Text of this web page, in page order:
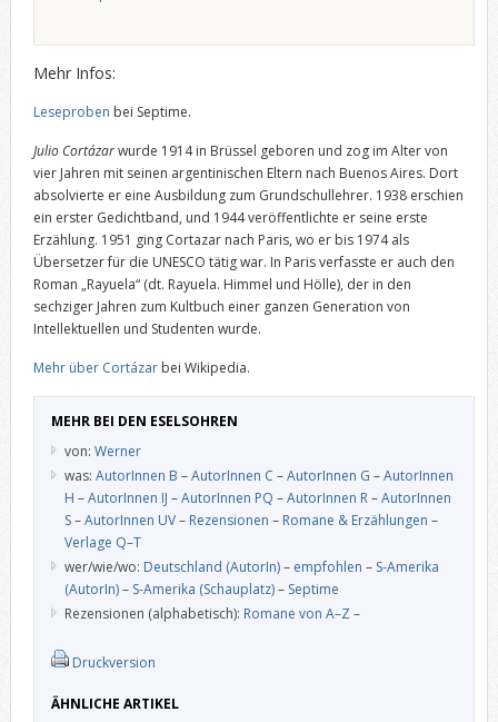
Mehr Infos:
Leseproben bei Septime.
Julio Cortázarwurde 1914 in Brüssel geboren und zog im Alter von
vier Jahren mit seinen argentinischen Eltern nach Buenos Aires. Dort
absolvierte er eine Ausbildung zum Grundschullehrer. 1938 erschien
ein erster Gedichtband, und 1944 veröffentlichte er seine erste
Erzählung. 1951 ging Cortazar nach Paris, wo er bis 1974 als
Übersetzer für die UNESCO tätig war. In Paris verfasste er auch den
Roman „Rayuela“ (dt. Rayuela. Himmel und Hölle), der in den
sechziger Jahren zum Kultbuch einer ganzen Generation von
Intellektuellen und Studenten wurde.
Mehr über Cortázarbei Wikipedia.
MEHR BEI DEN ESELSOHREN
von: Werner
was: AutorInnen B –AutorInnen C –AutorInnen G –AutorInnen
H –AutorInnen IJ –AutorInnen PQ –AutorInnen R–AutorInnen
S–AutorInnen UV– Rezensionen – Romane & Erzählungen –
Verlage Q–T
wer/wie/wo: Deutschland (AutorIn)– empfohlen – S-Amerika
(AutorIn)– S-Amerika (Schauplatz)– Septime
Rezensionen (alphabetisch): Romane von A–Z –
Druckversion
ÄHNLICHE ARTIKEL